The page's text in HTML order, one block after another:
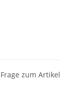
Frage zum Artikel